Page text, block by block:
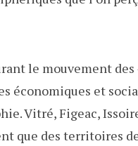
le mouvement des
économiques et
Vitré, Figeac,
que des territoires